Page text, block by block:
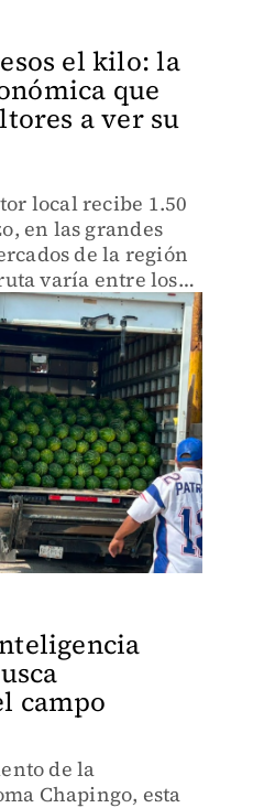
el kilo: la
que
a ver su
local recibe 1.50
en las grandes
de la región
varía entre los
campo
de la
Chapingo, esta